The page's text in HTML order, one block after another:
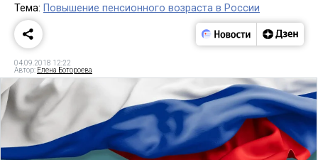
Тема: Повышение пенсионного возраста в России
04.09.2018 12:22
Автор: Елена Ботороева